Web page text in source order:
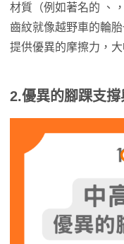
材質（例如著名的 、
齒紋就像越野車的輪
提供優異的摩擦力，
2.優異的腳踝支撐